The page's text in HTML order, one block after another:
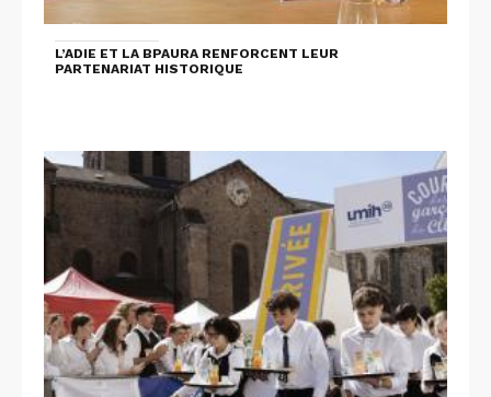
L’ADIE ET LA BPAURA RENFORCENT LEUR
PARTENARIAT HISTORIQUE